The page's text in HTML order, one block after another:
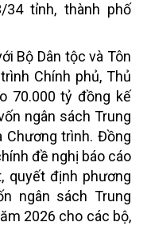
tỉnh, thành phố
Bộ Dân tộc và Tôn
Chính phủ, Thủ
70.000 tỷ đồng kế
ngân sách Trung
Chương trình. Đồng
đề nghị báo cáo
quyết định phương
ngân sách Trung
2026 cho các bộ,